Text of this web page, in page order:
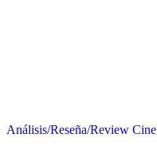
Análisis/Reseña/Review Cine